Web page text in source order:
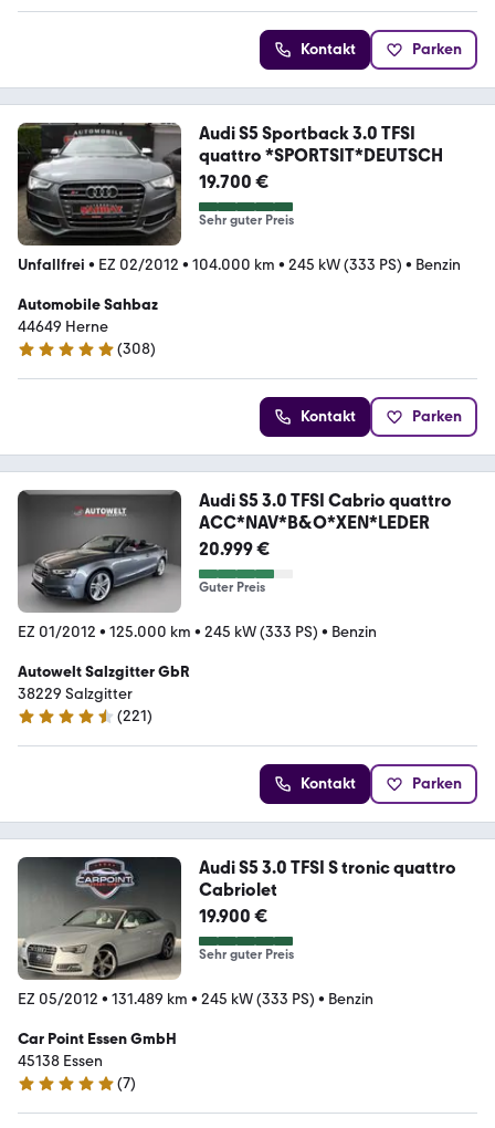
Kontakt Parken
Audi S5 Sportback 3.0 TFSI
quattro *SPORTSIT*DEUTSCH
19.700 €
Sehr guter Preis
Unfallfrei • EZ 02/2012 • 104.000 km • 245 kW (333 PS) • Benzin
Automobile Sahbaz
44649 Herne
5 Sterne
(308)
Kontakt Parken
Audi S5 3.0 TFSI Cabrio quattro
ACC*NAV*B&O*XEN*LEDER
20.999 €
Guter Preis
EZ 01/2012 • 125.000 km • 245 kW (333 PS) • Benzin
Autowelt Salzgitter GbR
38229 Salzgitter
4.7 Sterne
(221)
Kontakt Parken
Audi S5 3.0 TFSI S tronic quattro
Cabriolet
19.900 €
Sehr guter Preis
EZ 05/2012 • 131.489 km • 245 kW (333 PS) • Benzin
Car Point Essen GmbH
45138 Essen
5 Sterne
(7)